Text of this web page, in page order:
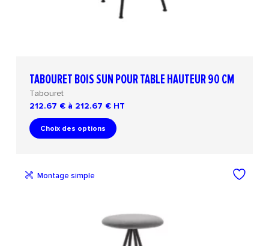
TABOURET BOIS SUN POUR TABLE HAUTEUR 90 CM
Tabouret
212.67 € à 212.67 € HT
Choix des options
Montage simple